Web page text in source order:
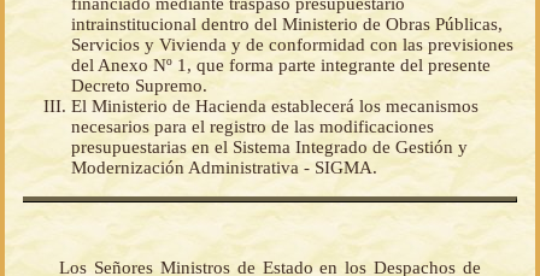
intrainstitucional dentro del Ministerio de Obras Públicas,
Servicios y Vivienda y de conformidad con las previsiones
del Anexo Nº 1, que forma parte integrante del presente
Decreto Supremo.
El Ministerio de Hacienda establecerá los mecanismos
necesarios para el registro de las modificaciones
presupuestarias en el Sistema Integrado de Gestión y
Modernización Administrativa - SIGMA.
Los Señores Ministros de Estado en los Despachos de